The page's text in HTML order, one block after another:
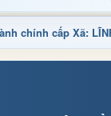
chính cấp Xã: